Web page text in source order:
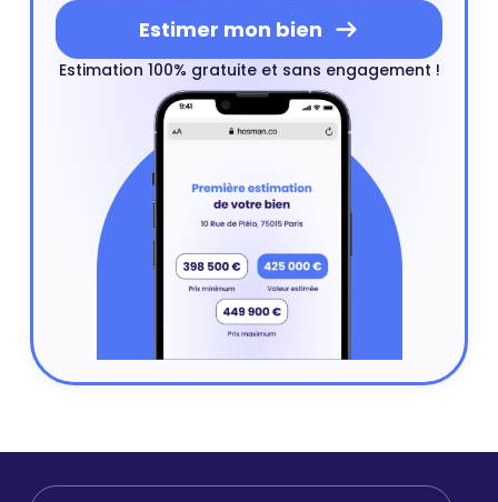
Estimer mon bien
Estimation 100% gratuite et sans engagement !